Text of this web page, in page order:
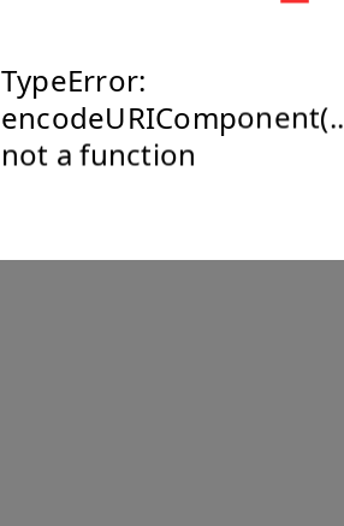
TypeError:
not a function